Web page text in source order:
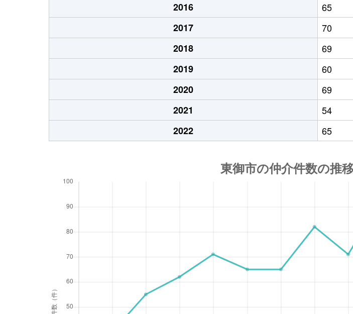
2016
65
2017
70
2018
69
2019
60
2020
69
2021
54
2022
65